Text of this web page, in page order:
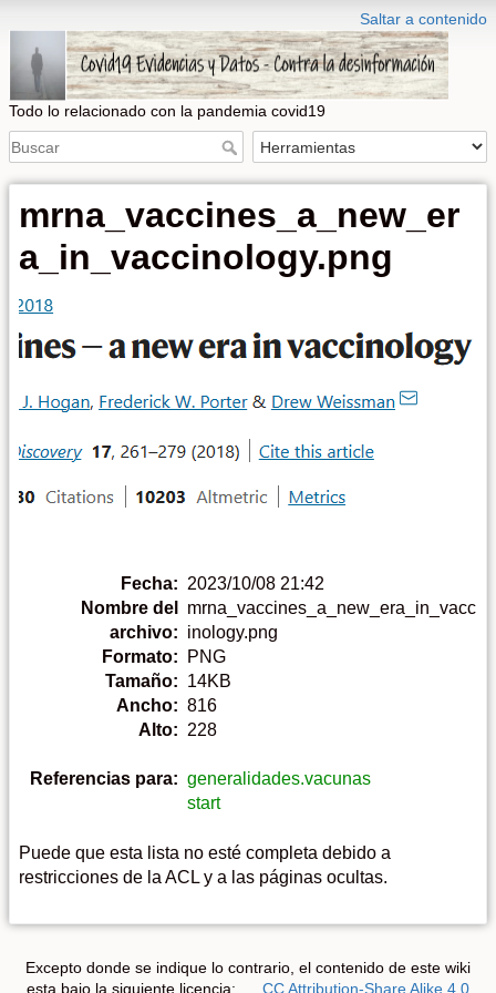
Saltar a contenido
Todo lo relacionado con la pandemia covid19
mrna_vaccines_a_new_er
a_in_vaccinology.png
Fecha: 2023/10/08 21:42
Nombre del
archivo:
mrna_vaccines_a_new_era_in_vacc
inology.png
Formato:
PNG
Tamaño: 14KB
Ancho: 816
Alto: 228
Referencias para: generalidades.vacunas
start
Puede que esta lista no esté completa debido a
restricciones de la ACL y a las páginas ocultas.
Excepto donde se indique lo contrario, el contenido de este wiki
esta bajo la siguiente licencia:
CC Attribution-Share Alike 4.0